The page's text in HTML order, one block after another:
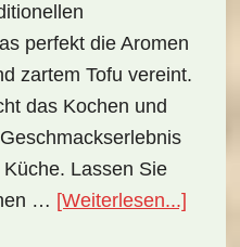
perfekt die Aromen
zartem Tofu vereint.
das Kochen und
Lassen Sie
… [Weiterlesen...]